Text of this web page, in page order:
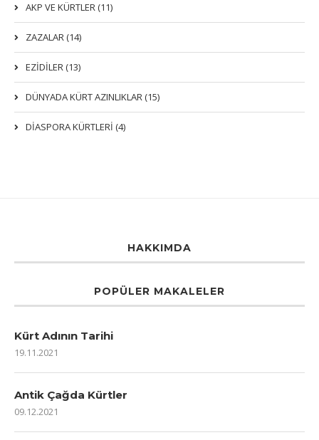
AKP VE KÜRTLER (11)
ZAZALAR (14)
EZIDILER (13)
DÜNYADA KÜRT AZINLIKLAR (15)
DİASPORA KÜRTLERİ (4)
HAKKIMDA
POPÜLER MAKALELER
Kürt Adının Tarihi
19.11.2021
Antik Çağda Kürtler
09.12.2021